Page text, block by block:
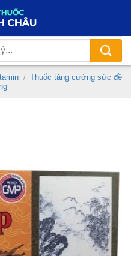
/ Thuốc tăng cường sức đề